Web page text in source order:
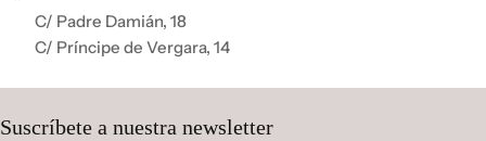
C/ Padre Damián, 18
C/ Príncipe de Vergara, 14
Suscríbete a nuestra newsletter